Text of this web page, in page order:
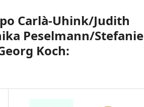
Carlà-Uhink/Judith
Peselmann/Stefanie
Koch: